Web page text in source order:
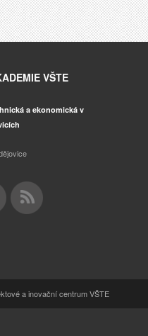
VŠTE
a ekonomická v
a inovační centrum VŠTE